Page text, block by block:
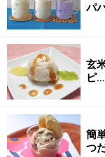
パ
玄
ピ
簡
つ